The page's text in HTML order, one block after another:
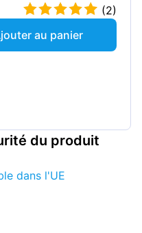
(2)
au panier
du produit
dans l'UE